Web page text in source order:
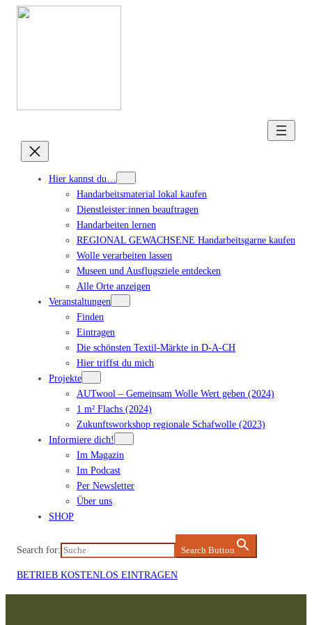
Hier kannst du…
Handarbeitsmaterial lokal kaufen
Dienstleister:innen beauftragen
Handarbeiten lernen
REGIONAL GEWACHSENE Handarbeitsgarne kaufen
Wolle verarbeiten lassen
Museen und Ausflugsziele entdecken
Alle Orte anzeigen
Veranstaltungen
Finden
Eintragen
Die schönsten Textil-Märkte in D-A-CH
Hier triffst du mich
Projekte
AUTwool – Gemeinsam Wolle Wert geben (2024)
1 m² Flachs (2024)
Zukunftsworkshop regionale Schafwolle (2023)
Informiere dich!
Im Magazin
Im Podcast
Per Newsletter
Über uns
SHOP
Search for: Search Button
BETRIEB KOSTENLOS EINTRAGEN